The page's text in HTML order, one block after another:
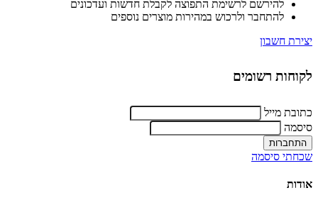
להירשם לרשימת התפוצה לקבלת חדשות ועדכונים
להתחבר ולרכוש במהירות מוצרים נוספים
יצירת חשבון
לקוחות רשומים
כתובת מייל
סיסמה
שכחתי סיסמה
אודות